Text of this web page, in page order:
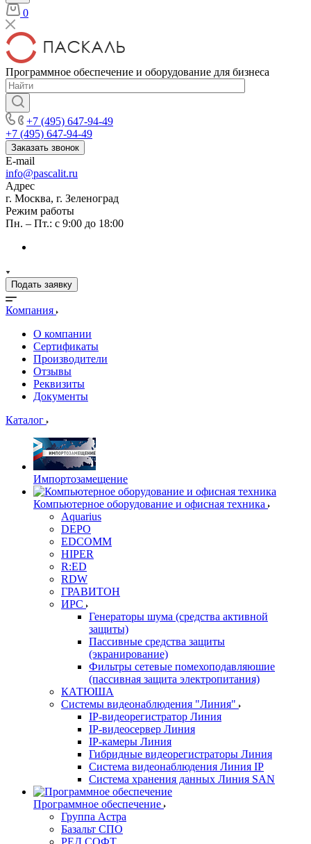
0
Программное обеспечение и оборудование для бизнеса
+7 (495) 647-94-49
+7 (495) 647-94-49
Заказать звонок
E-mail
info@pascalit.ru
Адрес
г. Москва, г. Зеленоград
Режим работы
Пн. – Пт.: с 9:00 до 18:00
Подать заявку
Компания
О компании
Сертификаты
Производители
Отзывы
Реквизиты
Документы
Каталог
Импортозамещение
Компьютерное оборудование и офисная техника
Aquarius
DEPO
EDCOMM
HIPER
R:ED
RDW
ГРАВИТОН
ИРС
Генераторы шума (средства активной
защиты)
Пассивные средства защиты
(экранирование)
Фильтры сетевые помехоподавляюшие
(пассивная защита электропитания)
КАТЮША
Системы видеонаблюдения "Линия"
IP-видеорегистратор Линия
IP-видеосервер Линия
IP-камеры Линия
Гибридные видеорегистраторы Линия
Система видеонаблюдения Линия IP
Система хранения данных Линия SAN
Программное обеспечение
Группа Астра
Базальт СПО
РЕД СОФТ